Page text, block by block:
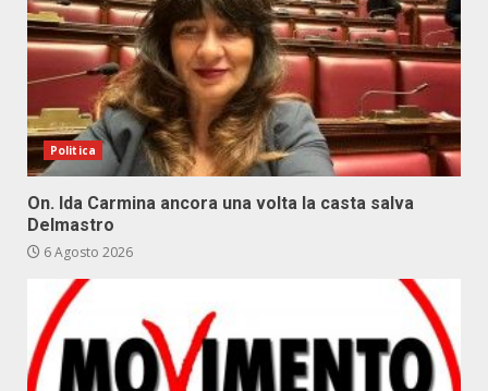
Politica
On. Ida Carmina ancora una volta la casta salva
Delmastro
6 Agosto 2026